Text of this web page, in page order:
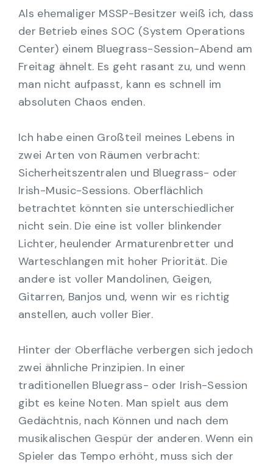
Als ehemaliger MSSP-Besitzer weiß ich, dass
der Betrieb eines SOC (System Operations
Center) einem Bluegrass-Session-Abend am
Freitag ähnelt. Es geht rasant zu, und wenn
man nicht aufpasst, kann es schnell im
absoluten Chaos enden.
Ich habe einen Großteil meines Lebens in
zwei Arten von Räumen verbracht:
Sicherheitszentralen und Bluegrass- oder
Irish-Music-Sessions. Oberflächlich
betrachtet könnten sie unterschiedlicher
nicht sein. Die eine ist voller blinkender
Lichter, heulender Armaturenbretter und
Warteschlangen mit hoher Priorität. Die
andere ist voller Mandolinen, Geigen,
Gitarren, Banjos und, wenn wir es richtig
anstellen, auch voller Bier.
Hinter der Oberfläche verbergen sich jedoch
zwei ähnliche Prinzipien. In einer
traditionellen Bluegrass- oder Irish-Session
gibt es keine Noten. Man spielt aus dem
Gedächtnis, nach Können und nach dem
musikalischen Gespür der anderen. Wenn ein
Spieler das Tempo erhöht, muss sich der